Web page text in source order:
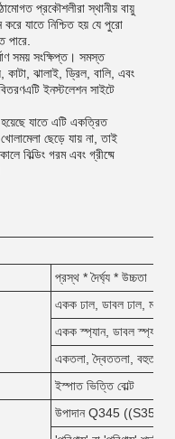
প্রকৌশলীরা স্থানীয় বায়ু
করে যাতে নিশ্চিত হয় যে পুরো
পারে.
সময় সংক্ষিপ্ত। সমস্ত
কাটা, ঝালাই, ড্রিল, বালি, এবং
ইনস্টলেশন সাইটে
যাতে এটি একত্রিত
ছেড়ে যায় না, তাই
বিল্ডিং গরম এবং গ্রীষ্মে
প্রস্থ * দৈর্ঘ্য * উচ্চতা
একক ঢাল, ডাবল ঢাল, মাল্টি
একক স্প্যান, ডাবল স্প্যান,
একতলা, দ্বৈততলা, বহুতলা;
ইস্পাত ভিত্তি বোল্ট
উপাদান Q345